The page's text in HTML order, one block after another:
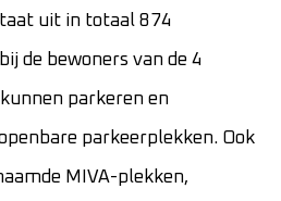
uit in totaal 874
de bewoners van de 4
parkeren en
parkeerplekken. Ook
MIVA-plekken,